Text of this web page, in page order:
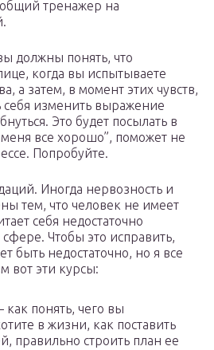
тренажер на
должны понять, что
когда вы испытываете
а затем, в момент этих чувств,
себя изменить выражение
Это будет посылать в
все хорошо”, поможет не
Попробуйте.
Иногда нервозность и
тем, что человек не имеет
себя недостаточно
Чтобы это исправить,
быть недостаточно, но я все
вот эти курсы:
как понять, чего вы
в жизни, как поставить
правильно строить план ее